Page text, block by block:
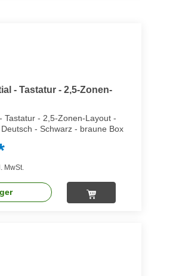
- Tastatur - 2,5-Zonen-
Tastatur - 2,5-Zonen-Layout -
- Schwarz - braune Box
MwSt.